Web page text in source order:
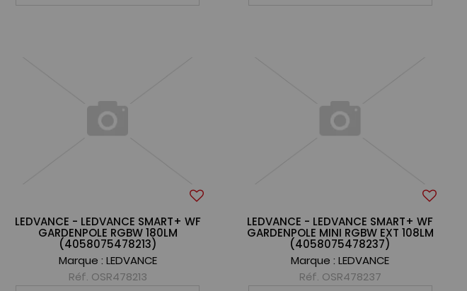
LEDVANCE - LEDVANCE SMART+ WF
GARDENPOLE RGBW 180LM
(4058075478213)
Marque : LEDVANCE
Réf. OSR478213
LEDVANCE - LEDVANCE SMART+ WF
GARDENPOLE MINI RGBW EXT 108LM
(4058075478237)
Marque :LEDVANCE
Réf. OSR478237